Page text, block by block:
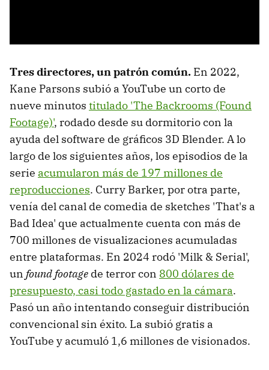
Tres directores, un patrón común. En 2022,
Kane Parsons subió a YouTube un corto de
nueve minutos titulado 'The Backrooms (Found
Footage)', rodado desde su dormitorio con la
ayuda del software de gráficos 3D Blender. A lo
largo de los siguientes años, los episodios de la
serie acumularon más de 197 millones de
reproducciones. Curry Barker, por otra parte,
venía del canal de comedia de sketches 'That's a
Bad Idea' que actualmente cuenta con más de
700 millones de visualizaciones acumuladas
entre plataformas. En 2024 rodó 'Milk & Serial',
un found footage de terror con 800 dólares de
presupuesto, casi todo gastado en la cámara.
Pasó un año intentando conseguir distribución
convencional sin éxito. La subió gratis a
YouTube y acumuló 1,6 millones de visionados.